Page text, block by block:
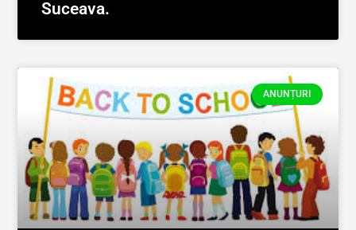
Suceava.
ANUNȚURI